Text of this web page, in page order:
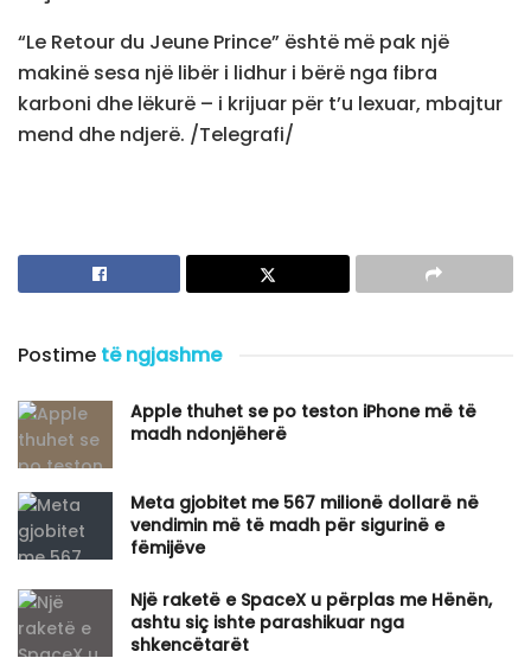
“Le Retour du Jeune Prince” është më pak një
makinë sesa një libër i lidhur i bërë nga fibra
karboni dhe lëkurë – i krijuar për t’u lexuar, mbajtur
mend dhe ndjerë. /Telegrafi/
Postime të ngjashme
Apple thuhet se po teston iPhone më të
madh ndonjëherë
​Meta gjobitet me 567 milionë dollarë në
vendimin më të madh për sigurinë e
fëmijëve
Një raketë e SpaceX u përplas me Hënën,
ashtu siç ishte parashikuar nga
shkencëtarët